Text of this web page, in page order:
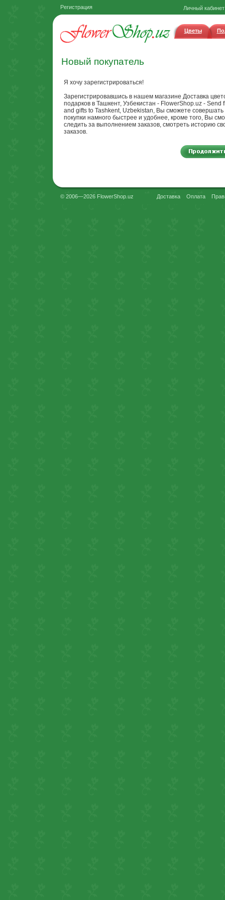
Регистрация Личный кабинет
Цветы
Новый покупатель
Я хочу зарегистрироваться!
Зарегистрировавшись в нашем магазине Доставка
подарков в Ташкент, Узбекистан - FlowerShop.uz - Send
and gifts to Tashkent, Uzbekistan, Вы сможете совершать
покупки намного быстрее и удобнее, кроме того, Вы
следить за выполнением заказов, смотреть историю
заказов.
© 2006—2026 FlowerShop.uz Доставка Оплата